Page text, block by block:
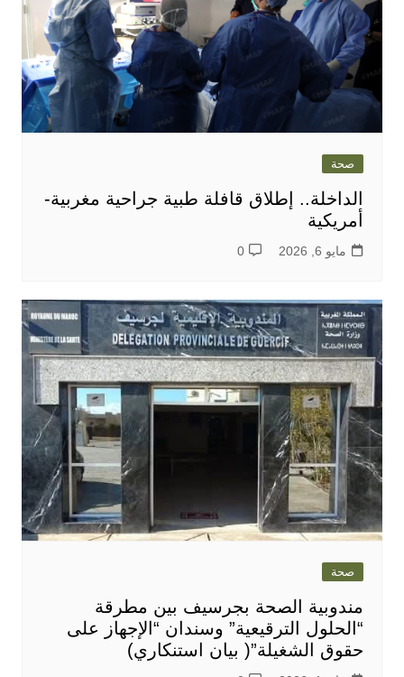
صحة
الداخلة.. إطلاق قافلة طبية جراحية مغربية-
أمريكية
مايو 6, 2026 0
صحة
مندوبية الصحة بجرسيف بين مطرقة
“الحلول الترقيعية” وسندان “الإجهاز على
حقوق الشغيلة”( بيان استنكاري)